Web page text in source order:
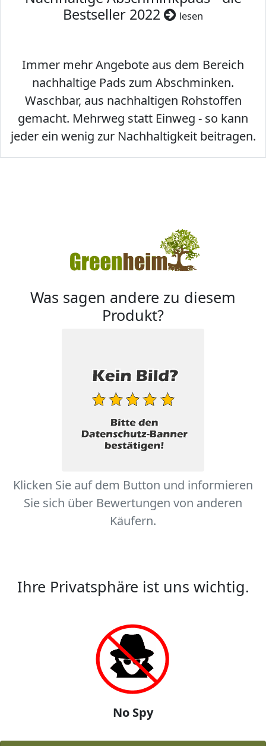
Bestseller 2022
lesen
Immer mehr Angebote aus dem Bereich
nachhaltige Pads zum Abschminken.
Waschbar, aus nachhaltigen Rohstoffen
gemacht. Mehrweg statt Einweg - so kann
jeder ein wenig zur Nachhaltigkeit beitragen.
Was sagen andere zu diesem
Produkt?
Klicken Sie auf dem Button und informieren
Sie sich über Bewertungen von anderen
Käufern.
Ihre Privatsphäre ist uns wichtig.
No Spy